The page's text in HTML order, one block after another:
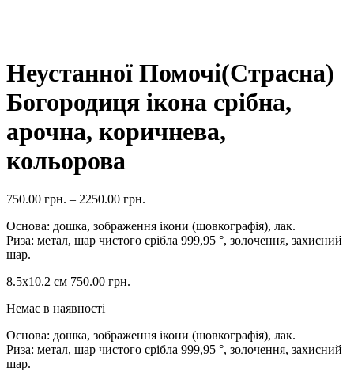
Неустанної Помочі(Страсна)
Богородиця ікона срібна,
арочна, коричнева,
кольорова
750.00 грн. – 2250.00 грн.
Основа: дошка, зображення ікони (шовкографія), лак.
Риза: метал, шар чистого срібла 999,95 °, золочення, захисний
шар.
8.5х10.2 см 750.00 грн.
Немає в наявності
Основа: дошка, зображення ікони (шовкографія), лак.
Риза: метал, шар чистого срібла 999,95 °, золочення, захисний
шар.